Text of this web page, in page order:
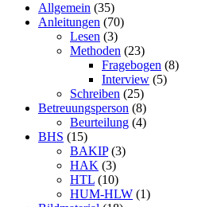
Allgemein (35)
Anleitungen (70)
Lesen (3)
Methoden (23)
Fragebogen (8)
Interview (5)
Schreiben (25)
Betreuungsperson (8)
Beurteilung (4)
BHS (15)
BAKIP(3)
HAK (3)
HTL (10)
HUM-HLW (1)